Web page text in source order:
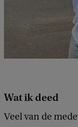
Wat ik deed
Veel van de